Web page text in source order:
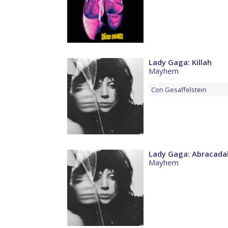
Lady Gaga: Killah
Mayhem
Con Gesaffelstein
Lady Gaga:
Mayhem